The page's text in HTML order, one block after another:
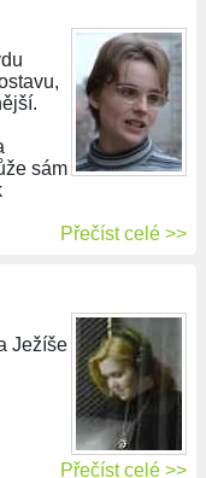
sám
Přečíst celé >>
Ježíše
Přečíst celé >>